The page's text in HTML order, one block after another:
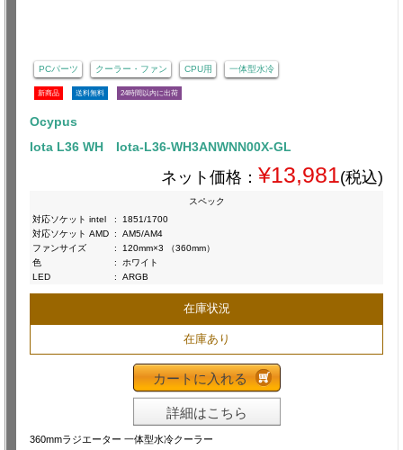
PCパーツ クーラー・ファン CPU用 一体型水冷
新商品 送料無料 24時間以内に出荷
Ocypus
Iota L36 WH Iota-L36-WH3ANWNN00X-GL
ネット価格： ¥13,981(税込)
スペック
対応ソケット intel
:
1851/1700
対応ソケット AMD :
AM5/AM4
ファンサイズ
:
120mm×3 （360mm）
色
:
ホワイト
LED
: ARGB
在庫状況
在庫あり
カートに入れる
詳細はこちら
360mmラジエーター 一体型水冷クーラー